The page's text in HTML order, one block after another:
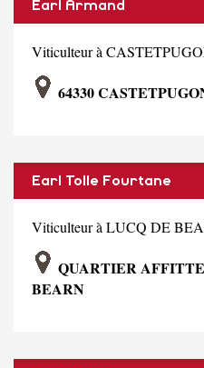
Earl Armand
Viticulteur à
64330
Earl Tolle Fourtane
Viticulteur à LUCQ DE
QUARTIER
BEARN